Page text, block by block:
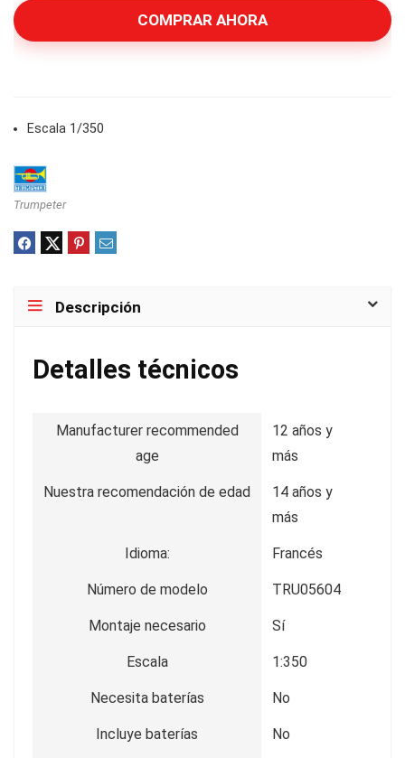
COMPRAR AHORA
Escala 1/350
Trumpeter
Descripción
Detalles técnicos
Manufacturer recommended
age
12 años y
más
Nuestra recomendación de edad
14 años y
más
Idioma: Francés
Número de modelo TRU05604
Montaje necesario Sí
Escala 1:350
Necesita baterías No
Incluye baterías No